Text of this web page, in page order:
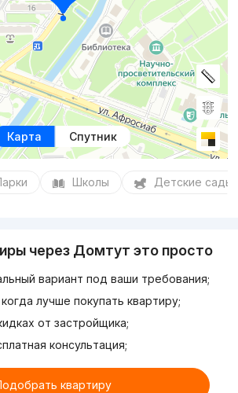
Карта Спутник
Школы Детские сады
через Домтут это просто
вариант под ваши требования;
лучше покупать квартиру;
от застройщика;
консультация;
квартиру